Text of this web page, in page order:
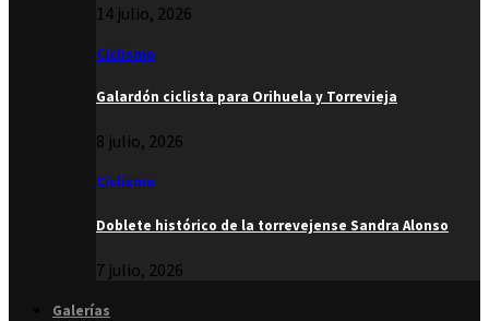
14 julio, 2026
Ciclismo
Galardón ciclista para Orihuela y Torrevieja
8 julio, 2026
Ciclismo
Doblete histórico de la torrevejense Sandra Alonso
7 julio, 2026
Galerías